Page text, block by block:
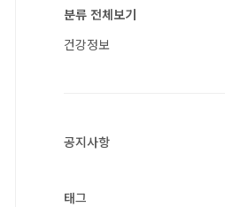
분류 전체보기
건강정보
공지사항
태그